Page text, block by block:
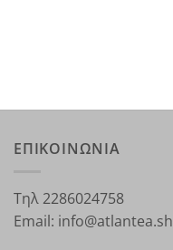
ΕΠΙΚΟΙΝΩΝΙΑ
Τηλ 2286024758
Email: